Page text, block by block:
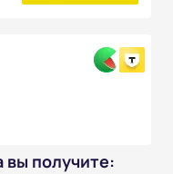
вы получите: